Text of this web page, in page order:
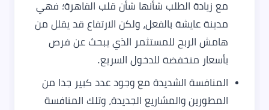
مع زيادة الطلب شأنها شأن قلب القاهرة؛ فهي
مدينة عايشة بالفعل، ولكن الارتفاع قد يقلل من
هامش الربح للمستثمر الذي يبحث عن فرص
بأسعار منخفضة للدخول السريع.
المنافسة الشديدة مع وجود عدد كبير جدا من
المطورين والمشاريع الجديدة، وتلك المنافسة